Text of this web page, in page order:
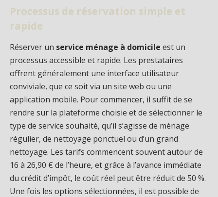
Processus de réservation simple et
rapide
Réserver un service ménage à domicile est un
processus accessible et rapide. Les prestataires
offrent généralement une interface utilisateur
conviviale, que ce soit via un site web ou une
application mobile. Pour commencer, il suffit de se
rendre sur la plateforme choisie et de sélectionner le
type de service souhaité, qu’il s’agisse de ménage
régulier, de nettoyage ponctuel ou d’un grand
nettoyage. Les tarifs commencent souvent autour de
16 à 26,90 € de l’heure, et grâce à l’avance immédiate
du crédit d’impôt, le coût réel peut être réduit de 50 %.
Une fois les options sélectionnées, il est possible de